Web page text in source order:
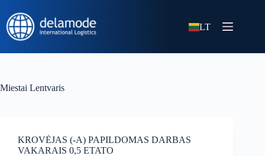
LT
Miestai Lentvaris
KROVĖJAS (-A) PAPILDOMAS DARBAS
VAKARAIS 0,5 ETATO